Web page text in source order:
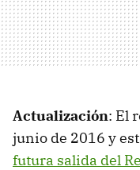
Actualización: El
junio de 2016 y
futura salida del